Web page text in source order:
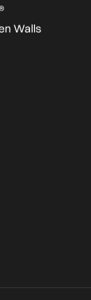
Walls